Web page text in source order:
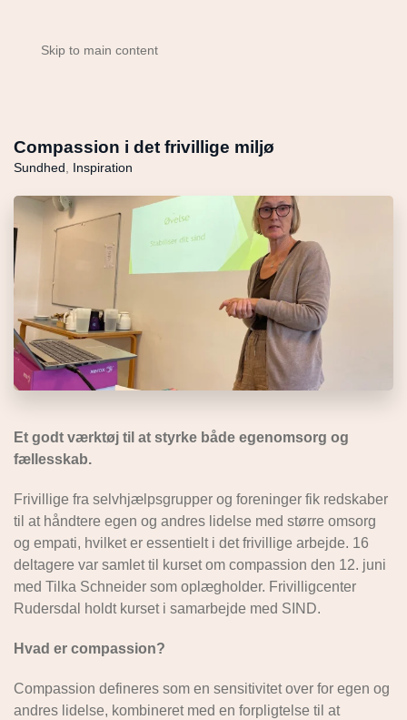
Skip to main content
Compassion i det frivillige miljø
Sundhed Inspiration
Et godt værktøj til at styrke både egenomsorg og
fællesskab.
Frivillige fra selvhjælpsgrupper og foreninger fik redskaber
til at håndtere egen og andres lidelse med større omsorg
og empati, hvilket er essentielt i det frivillige arbejde. 16
deltagere var samlet til kurset om compassion den 12. juni
med Tilka Schneider som oplægholder. Frivilligcenter
Rudersdal holdt kurset i samarbejde med SIND.
Hvad er compassion?
Compassion defineres som en sensitivitet over for egen og
andres lidelse, kombineret med en forpligtelse til at